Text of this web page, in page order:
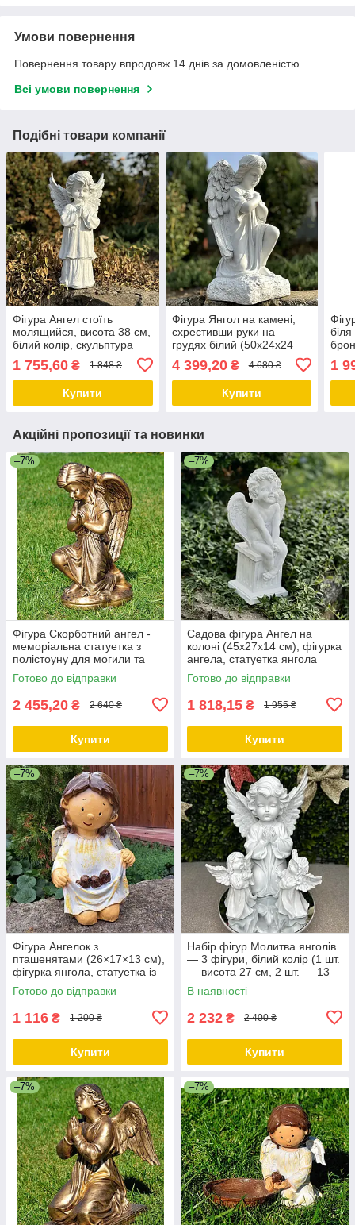
Умови повернення
Повернення товару впродовж 14 днів за домовленістю
Всі умови повернення
Подібні товари компанії
Фігура Ангел стоїть
молящийся, висота 38 см,
білий колір, скульптура
полістоуну
1 755,60 ₴ 1 848 ₴
Купити
Фігура Янгол на камені,
схрестивши руки на
грудях білий (50х24х24
см), скульптура ангела на
могилу, скульптура ангел
4 399,20₴ 4 680 ₴
Купити
1
Акційні пропозиції та новинки
–7%
Фігура Скорботний ангел -
меморіальна статуетка з
полістоуну для могили та
пам'ятника, бронзовий колір,
50×25×30 см
Готово до відправки
2 455,20 ₴ 2 640 ₴
Купити
–7%
Садова фігура Ангел на
колоні (45х27х14 см), фігурка
ангела, статуетка янгола
Готово до відправки
1 818,15 ₴ 1 955 ₴
Купити
–7%
Фігура Ангелок з
пташенятами (26×17×13 см),
фігурка янгола, статуетка із
полістоуну
Готово до відправки
1 116 ₴ 1 200 ₴
Купити
–7%
Набір фігур Молитва янголів
— 3 фігури, білий колір (1 шт.
— висота 27 см, 2 шт. — 13
см), полістоун
В наявності
2 232 ₴ 2 400 ₴
Купити
–7% –7%